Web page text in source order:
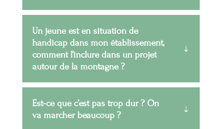
Un jeune est en situation de
handicap dans mon établissement,
comment l’inclure dans un projet
autour de la montagne ?
Est-ce que c’est pas trop dur ? On
va marcher beaucoup ?